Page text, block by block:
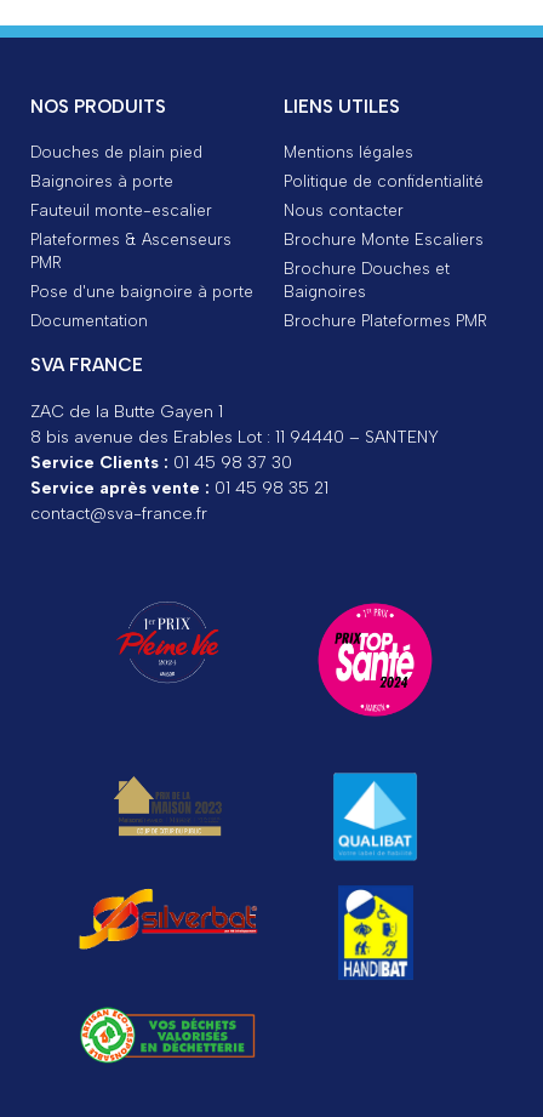
NOS PRODUITS
Douches de plain pied
Baignoires à porte
Fauteuil monte-escalier
Plateformes & Ascenseurs
PMR
Pose d'une baignoire à porte
Documentation
LIENS UTILES
Mentions légales
Politique de confidentialité
Nous contacter
Brochure Monte Escaliers
Brochure Douches et
Baignoires
Brochure Plateformes PMR
SVA FRANCE
ZAC de la Butte Gayen 1
8 bis avenue des Erables Lot : 11 94440 – SANTENY
Service Clients : 01 45 98 37 30
Service après vente : 01 45 98 35 21
contact@sva-france.fr